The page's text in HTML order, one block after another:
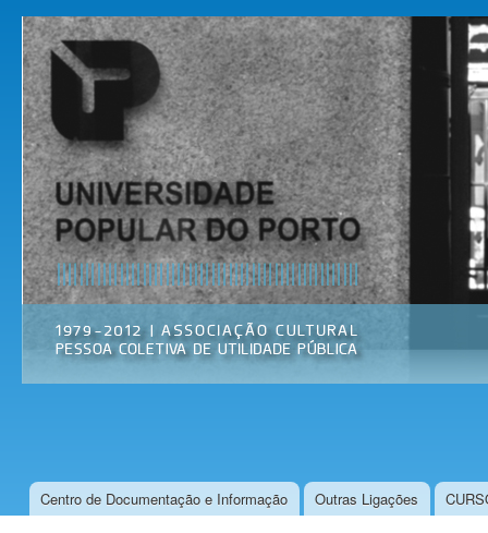
Universidade
Popular do
Porto
Associação
Cultural
Menu principal
Centro de Documentação e Informação Outras Ligações